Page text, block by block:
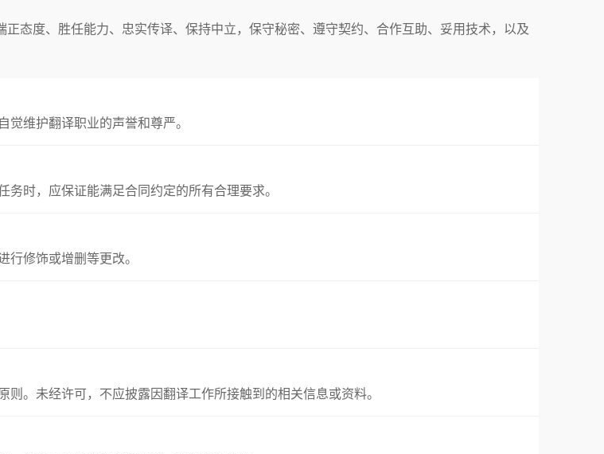
态度、胜任能力、忠实传译、保持中立，保守秘密、遵守契约、合作互助、妥用技术，以及
维护翻译职业的声誉和尊严。
时，应保证能满足合同约定的所有合理要求。
修饰或增删等更改。
。未经许可，不应披露因翻译工作所接触到的相关信息或资料。